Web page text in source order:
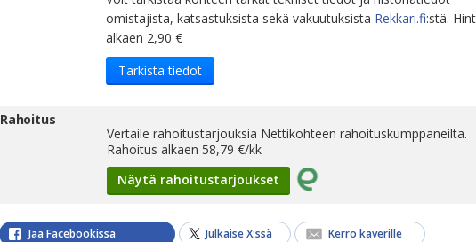
omistajista, katsastuksista sekä vakuutuksista Rekkari.fi:stä.
alkaen 2,90 €
Tarkista tiedot
Rahoitus
Vertaile rahoitustarjouksia Nettikohteen rahoituskumppaneilta.
Rahoitus alkaen 58,79 €/kk
Näytä rahoitustarjoukset
Jaa Facebookissa Julkaise X:ssä Kerro kaverille